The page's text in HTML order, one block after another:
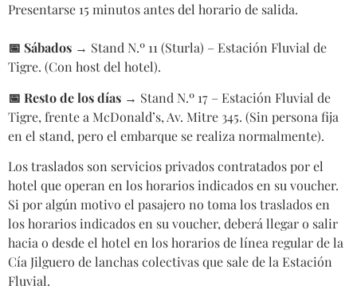
Presentarse 15 minutos antes del horario de salida.
📅 Sábados → Stand N.º 11 (Sturla) – Estación Fluvial de
Tigre. (Con host del hotel).
📅 Resto de los días → Stand N.º 17 – Estación Fluvial de
Tigre, frente a McDonald’s, Av. Mitre 345. (Sin persona fija
en el stand, pero el embarque se realiza normalmente).
Los traslados son servicios privados contratados por el
hotel que operan en los horarios indicados en su voucher.
Si por algún motivo el pasajero no toma los traslados en
los horarios indicados en su voucher, deberá llegar o salir
hacia o desde el hotel en los horarios de línea regular de la
Cía Jilguero de lanchas colectivas que sale de la Estación
Fluvial.